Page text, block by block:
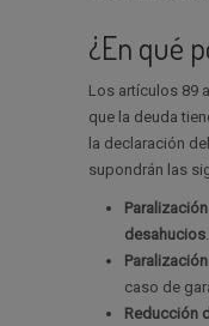
¿En qué
Los artículos 89
que la deuda
la declaración
supondrán las
Paralización
desahucios.
caso de
Reducción